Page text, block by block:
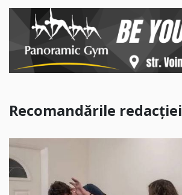
Recomandările redacției